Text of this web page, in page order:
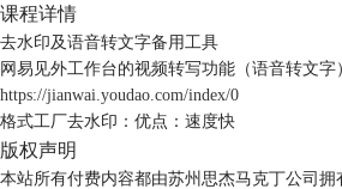
课程详情
去水印及语音转文字备用工具
网易见外工作台的视频转写功能（语音转文字
https://jianwai.youdao.com/index/0
格式工厂去水印：优点：速度快
版权声明
本站所有付费内容都由苏州思杰马克丁公司拥